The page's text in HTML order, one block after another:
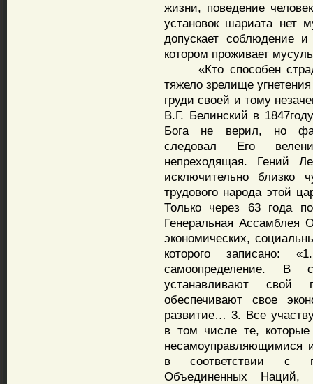
жизни, поведение
установок шариата нет
допускает соблюдение и
котором проживает
«Кто способен
тяжело зрелище
груди своей и тому
В.Г. Белинский в
Бога не верил, но
следовал Его
непреходящая. Гений
исключительно близко
трудового народа этой
Только через 63 года
Генеральная
экономических,
которого
самоопределение. В
устанавливают свой
обеспечивают свое
развитие… 3. Все
в том числе те, которые
несамоуправляющимися
в соответствии с
Объединенных Наций,